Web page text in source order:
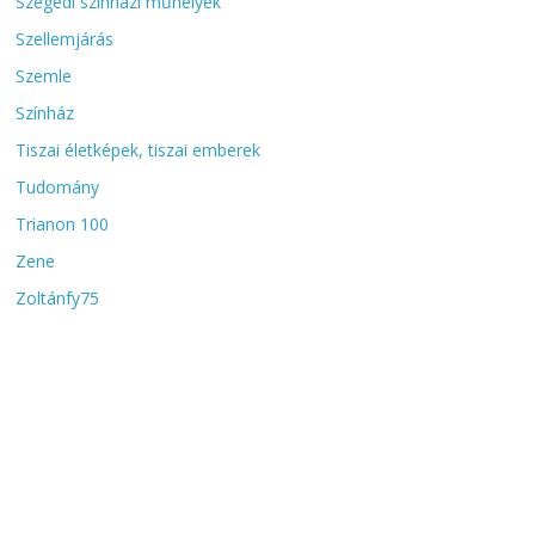
Szellemjárás
Szemle
Színház
Tiszai életképek, tiszai emberek
Tudomány
Trianon 100
Zene
Zoltánfy75